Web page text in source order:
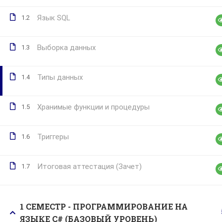
1.2 Язык SQL
1.3 Выборка данных
1.4 Типы данных
1.5 Хранимые функции и процедуры
1.6 Триггеры
1.7 Итоговая аттестация (Зачет)
1 СЕМЕСТР - ПРОГРАММИРОВАНИЕ НА
ЯЗЫКЕ C# (БАЗОВЫЙ УРОВЕНЬ)